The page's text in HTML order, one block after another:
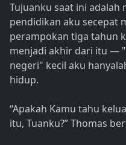
Tujuanku saat ini adalah
pendidikan aku secepat
perampokan tiga tahun
menjadi akhir dari itu —
negeri" kecil aku
hidup.
“Apakah Kamu tahu
itu, Tuanku?” Thomas